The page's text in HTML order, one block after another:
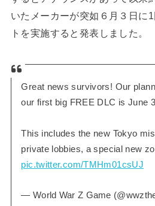
いたメーカーが突如６月３日に
トを実施すると発表しました。
Great news survivors! Our
our first big FREE DLC is June
This includes the new Tokyo
private lobbies, a special new
pic.twitter.com/TMHm01csUJ
— World War Z Game